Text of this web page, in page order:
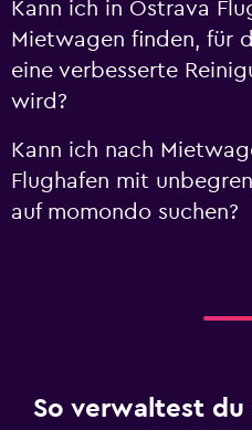
Kann ich in Ostrava
Mietwagen finden, für
eine verbesserte
wird?
Kann ich nach
Flughafen mit
auf momondo suchen?
So verwaltest du